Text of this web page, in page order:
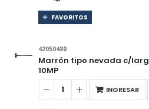
FAVORITOS
42050480
Marrón tipo nevada c/
10MP
INGRESAR